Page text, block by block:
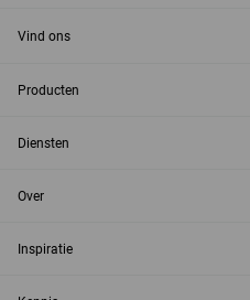
Vind ons
Producten
Diensten
Over
Inspiratie